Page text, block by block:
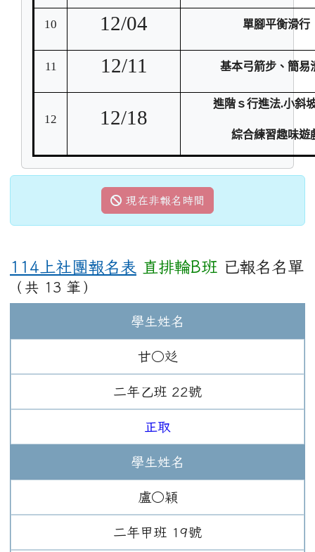
10 12/04 單腳平衡滑行
11 12/11 基本弓箭步、簡易
12 12/18
進階ｓ行進法.小斜
綜合練習趣味遊
現在非報名時間
114上社團報名表 直排輪B班 已報名名單
（共 13 筆）
學生姓名
甘○彣
二年 乙班 22號
正取
學生姓名
盧○穎
二年 甲班 19號